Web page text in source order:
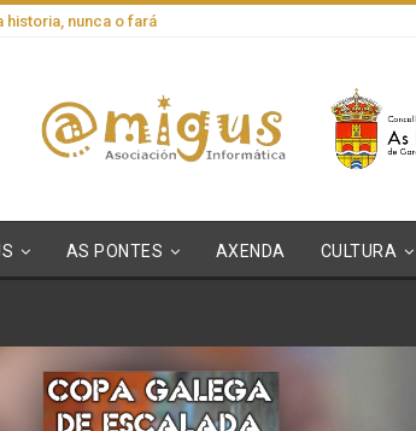
nunca o fará
AS PONTES AXENDA CULTURA